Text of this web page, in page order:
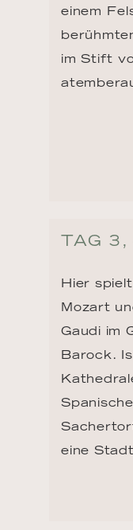
einem
im Stift
TAG
Hier
Mozart
Gaudi im
Barock.
eine